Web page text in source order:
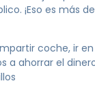
¡Eso es más
coche, ir
a ahorrar el